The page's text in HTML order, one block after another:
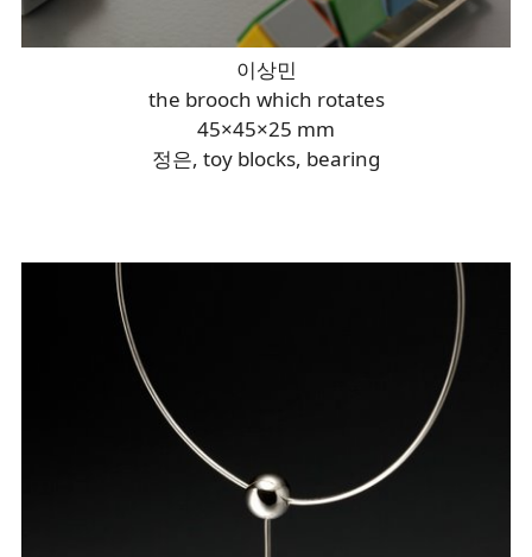
이상민
the brooch which rotates
45×45×25 mm
정은, toy blocks, bearing